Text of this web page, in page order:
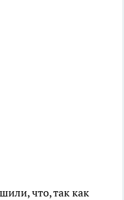
что, так как